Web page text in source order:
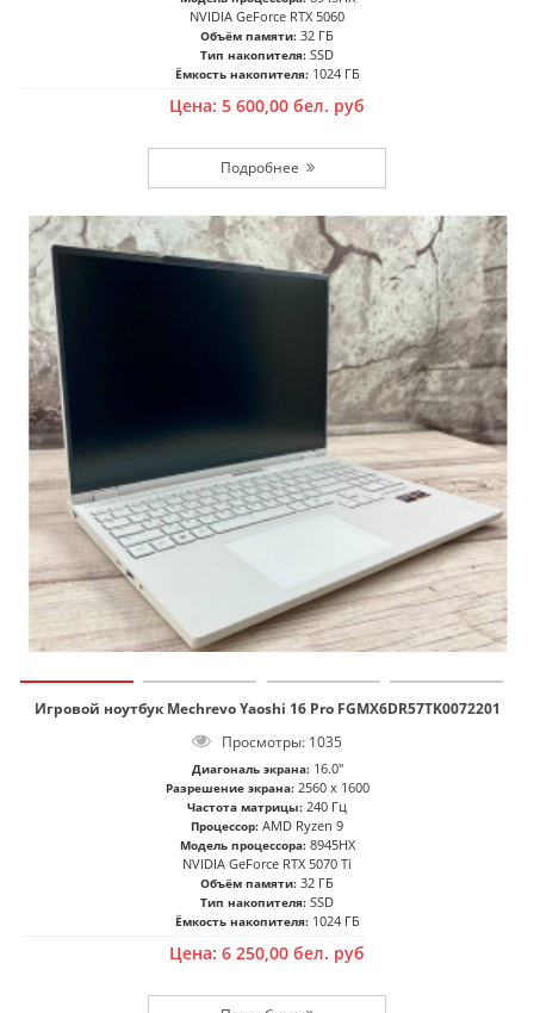
NVIDIA GeForce RTX 5060
Объём памяти: 32 ГБ
Тип накопителя: SSD
Ёмкость накопителя: 1024 ГБ
Цена: 5 600,00 бел. руб
Игровой ноутбук Mechrevo Yaoshi 16 Pro FGMX6DR57TK0072201
Просмотры: 1035
Диагональ экрана: 16.0"
Разрешение экрана: 2560 x 1600
Частота матрицы: 240 Гц
Процессор: AMD Ryzen 9
Модель процессора: 8945HX
NVIDIA GeForce RTX 5070 Ti
Объём памяти: 32 ГБ
Тип накопителя: SSD
Ёмкость накопителя: 1024 ГБ
Цена: 6 250,00 бел. руб